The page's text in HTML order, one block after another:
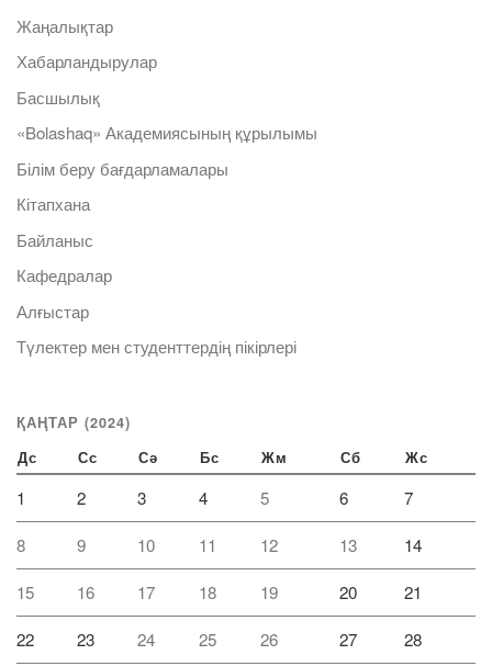
Жаңалықтар
Хабарландырулар
Басшылық
«Bolashaq» Академиясының құрылымы
Білім беру бағдарламалары
Кітапхана
Байланыс
Кафедралар
Алғыстар
Түлектер мен студенттердің пікірлері
ҚАҢТАР (2024)
Дс Сс Сә Бс Жм Сб Жс
1 2 3 4 5 6 7
8 9 10 11 12 13 14
15 16 17 18 19 20 21
22 23 24 25 26 27 28